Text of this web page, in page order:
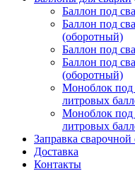
Баллон под
Баллон под
(оборотный)
Баллон под
Баллон под
(оборотный)
Моноблок под
литровых
Моноблок под
литровых
Заправка
Доставка
Контакты